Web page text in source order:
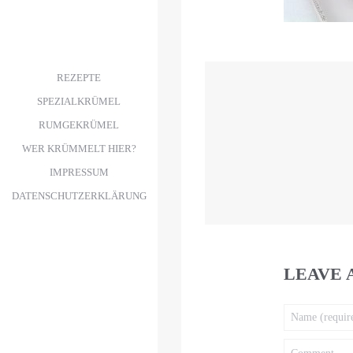
REZEPTE
SPEZIALKRÜMEL
RUMGEKRÜMEL
WER KRÜMMELT HIER?
IMPRESSUM
DATENSCHUTZERKLÄRUNG
LEAVE